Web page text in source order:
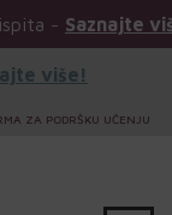
Upis bez
više!
ZA PODRŠKU UČENJU